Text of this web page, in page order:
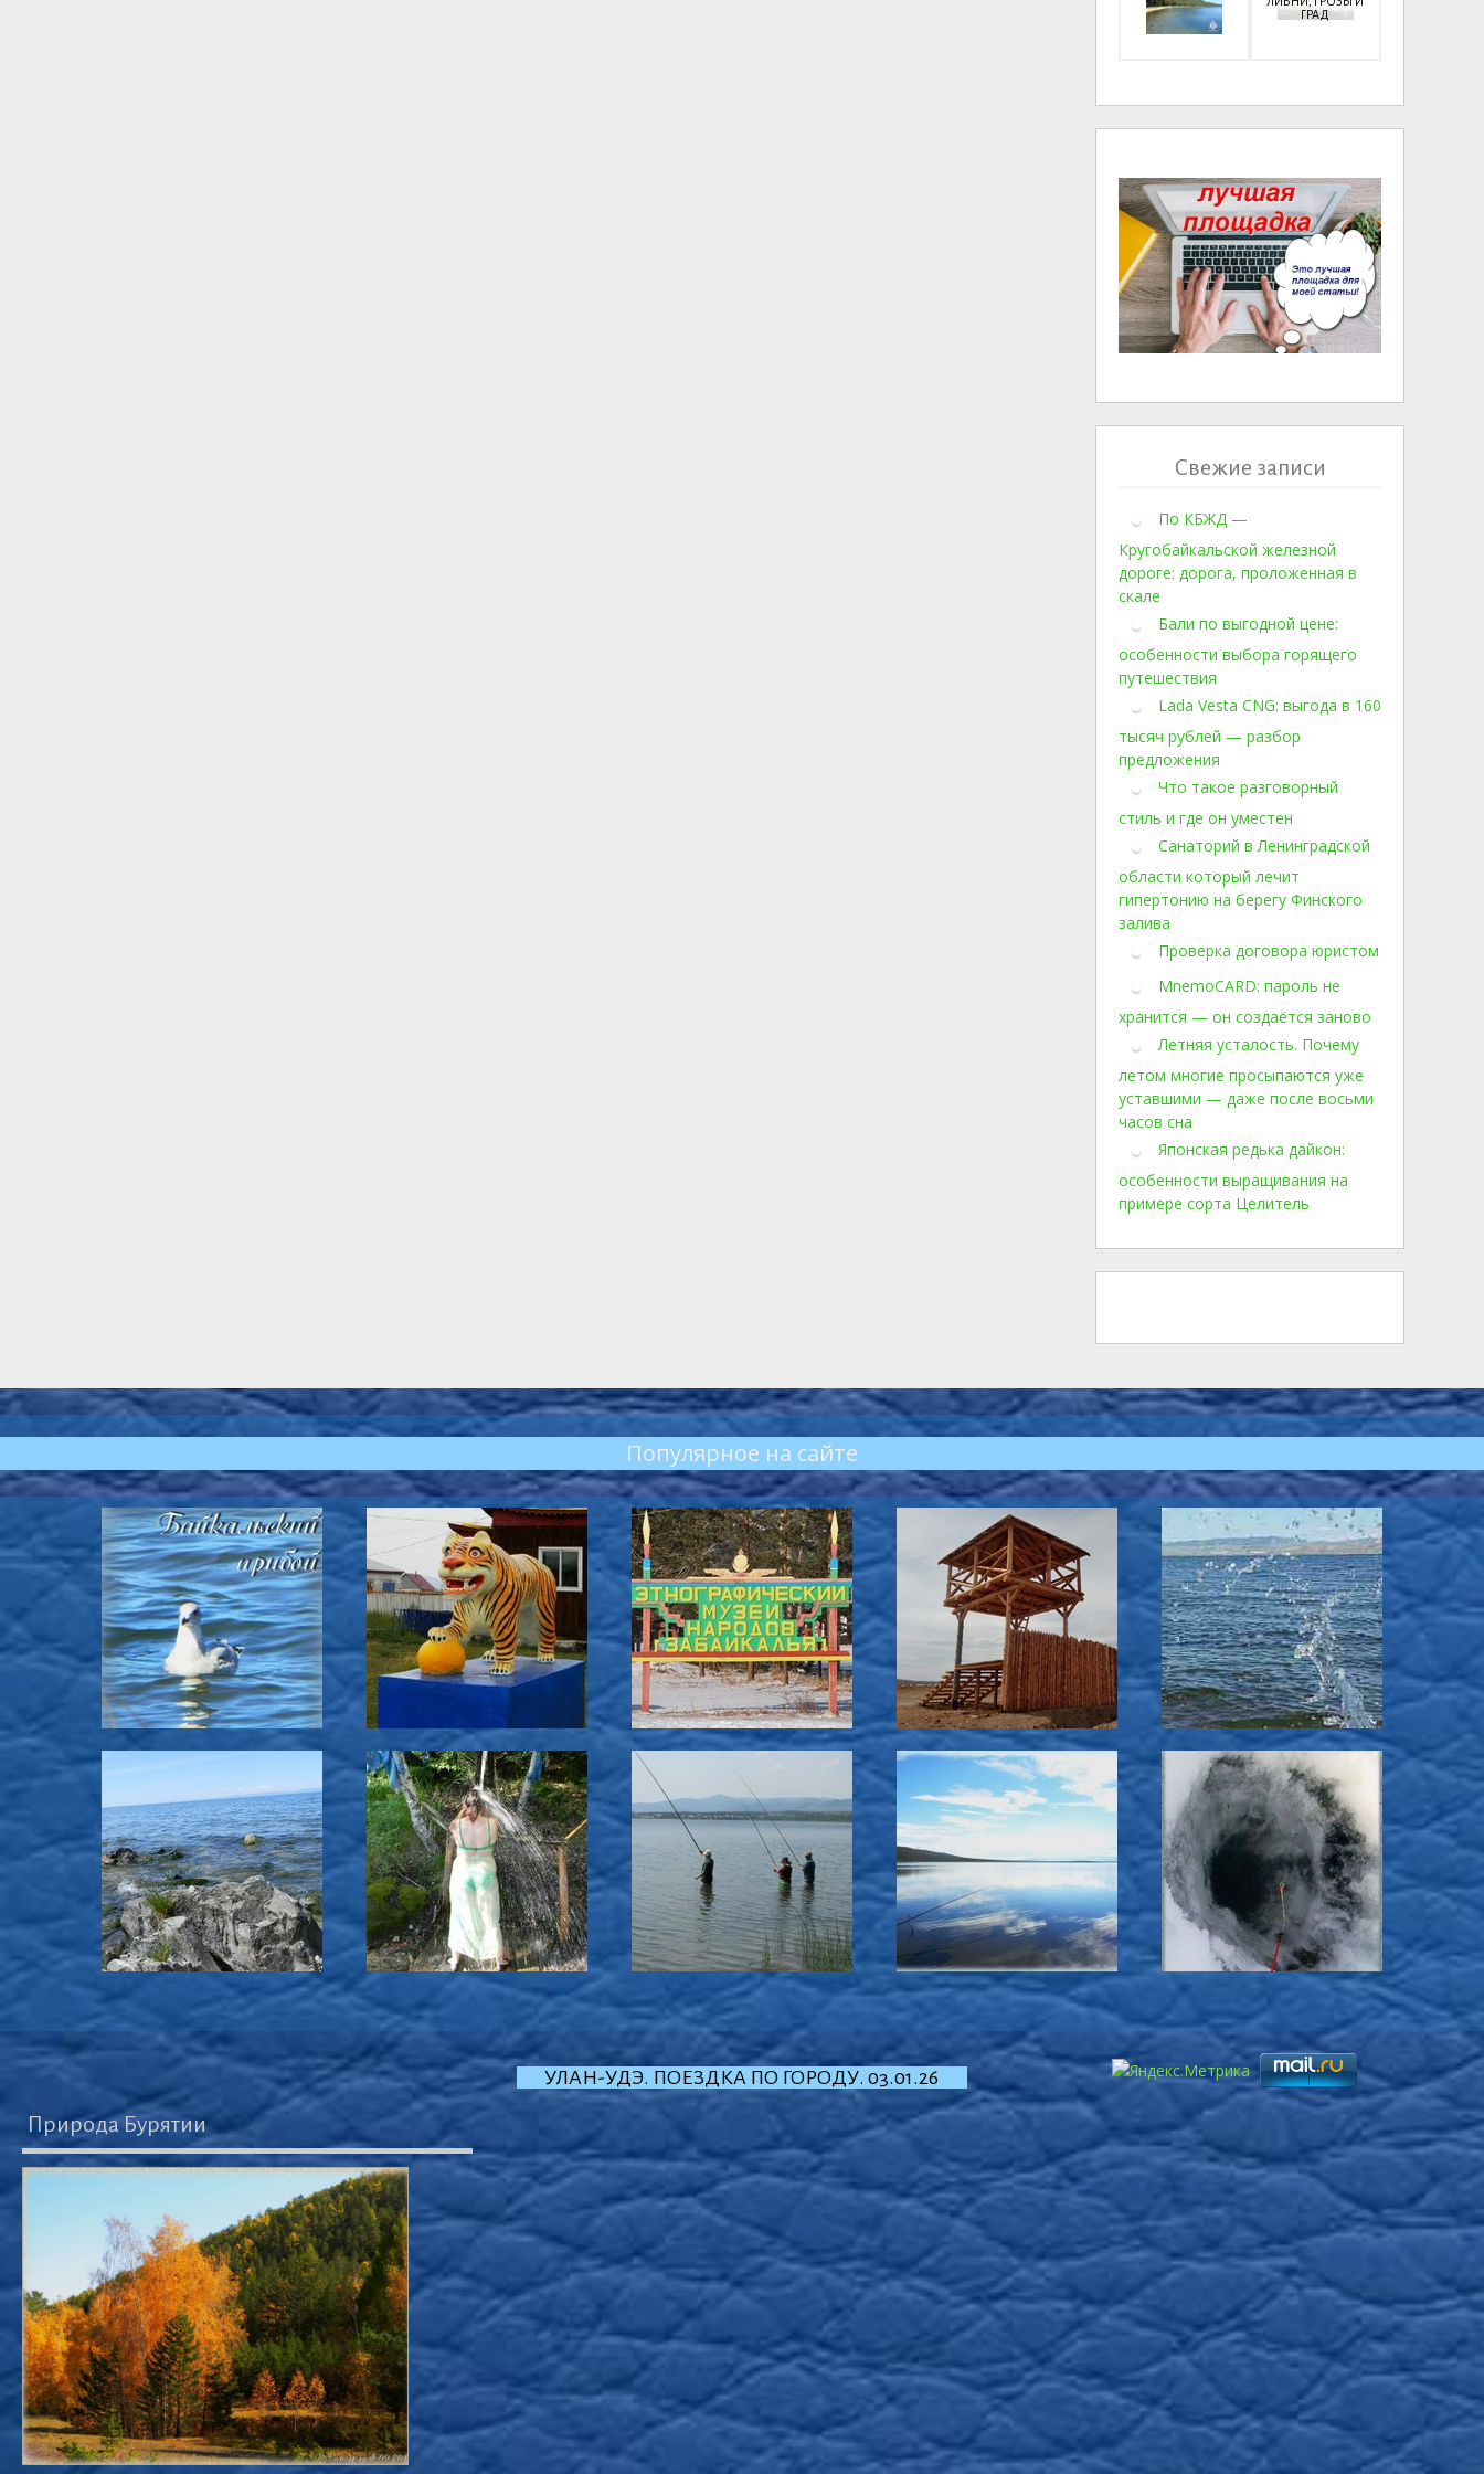
ГРАД
Свежие записи
По КБЖД —
Кругобайкальской железной
дороге: дорога, проложенная в
скале
Бали по выгодной цене:
особенности выбора горящего
путешествия
Lada Vesta CNG: выгода в 160
тысяч рублей — разбор
предложения
Что такое разговорный
стиль и где он уместен
Санаторий в Ленинградской
области который лечит
гипертонию на берегу Финского
залива
Проверка договора юристом
MnemoCARD: пароль не
хранится — он создаётся заново
Летняя усталость. Почему
летом многие просыпаются уже
уставшими — даже после восьми
часов сна
Японская редька дайкон:
особенности выращивания на
примере сорта Целитель
Популярное на сайте
Природа Бурятии
УЛАН-УДЭ. ПОЕЗДКА ПО ГОРОДУ. 03.01.26